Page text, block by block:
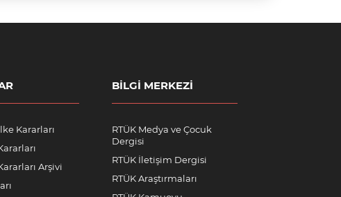
Kararları
Arşivi
BILGI MERKEZI
RTÜK Medya ve Çocuk
Dergisi
RTÜK İletişim Dergisi
RTÜK Araştırmaları